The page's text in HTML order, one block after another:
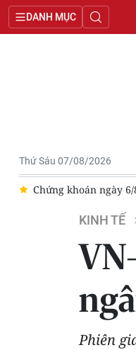
DANH MỤC
Thứ Sáu 07/08/2026
Chứng khoán ngày
KINH TẾ
Phiên